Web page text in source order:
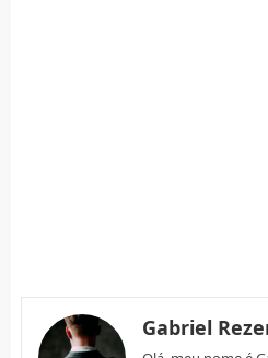
Gabriel